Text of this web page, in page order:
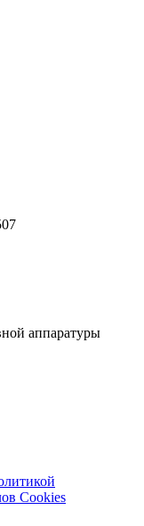
аппаратуры
Cookies